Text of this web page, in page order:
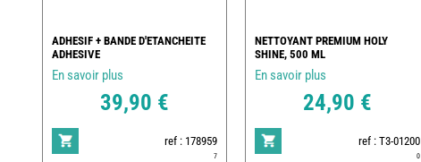
ADHESIF + BANDE D'ETANCHEITE
ADHESIVE
En savoir plus
39,90 €
ref : 178959
7
NETTOYANT PREMIUM HOLY
SHINE, 500 ML
En savoir plus
24,90 €
ref : T3-01200
0